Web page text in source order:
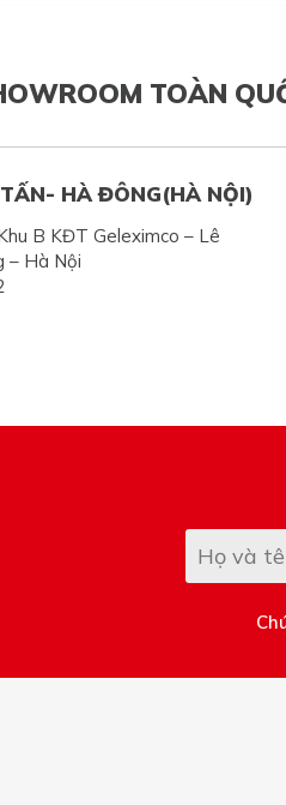
TOÀN
HÀ ĐÔNG(HÀ NỘI)
B KĐT Geleximco – Lê
– Hà Nội